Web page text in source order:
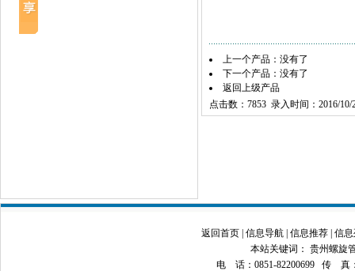
上一个产品：没有了
下一个产品：没有了
返回上级产品
点击数：7853 录入时间：2016/10/
返回首页 信息导航 信息推荐 信
本站关键词： 贵州螺旋
电 话：0851-82200699 传 真：